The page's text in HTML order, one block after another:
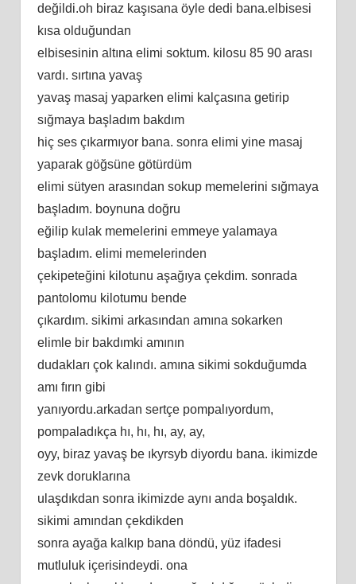
değildi.oh biraz kaşısana öyle dedi bana.elbisesi
kısa olduğundan
elbisesinin altına elimi soktum. kilosu 85 90 arası
vardı. sırtına yavaş
yavaş masaj yaparken elimi kalçasına getirip
sığmaya başladım bakdım
hiç ses çıkarmıyor bana. sonra elimi yine masaj
yaparak göğsüne götürdüm
elimi sütyen arasından sokup memelerini sığmaya
başladım. boynuna doğru
eğilip kulak memelerini emmeye yalamaya
başladım. elimi memelerinden
çekipeteğini kilotunu aşağıya çekdim. sonrada
pantolomu kilotumu bende
çıkardım. sikimi arkasından amına sokarken
elimle bir bakdımki amının
dudakları çok kalındı. amına sikimi sokduğumda
amı fırın gibi
yanıyordu.arkadan sertçe pompalıyordum,
pompaladıkça hı, hı, hı, ay, ay,
oyy, biraz yavaş be ıkyrsyb diyordu bana. ikimizde
zevk doruklarına
ulaşdıkdan sonra ikimizde aynı anda boşaldık.
sikimi amından çekdikden
sonra ayağa kalkıp bana döndü, yüz ifadesi
mutluluk içerisindeydi. ona